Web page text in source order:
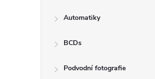
Automatiky
BCDs
Podvodní fotografie